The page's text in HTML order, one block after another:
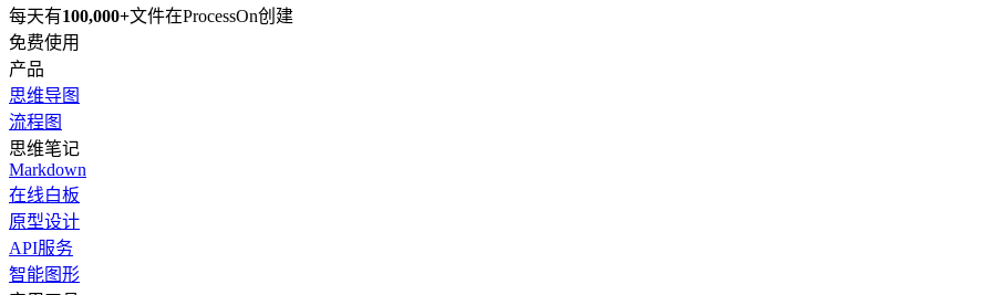
每天有100,000+文件在ProcessOn创建
免费使用
产品
思维导图
流程图
思维笔记
Markdown
在线白板
原型设计
API服务
智能图形